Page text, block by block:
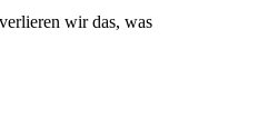
wir das, was